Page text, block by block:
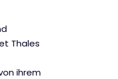
Thales
ihrem